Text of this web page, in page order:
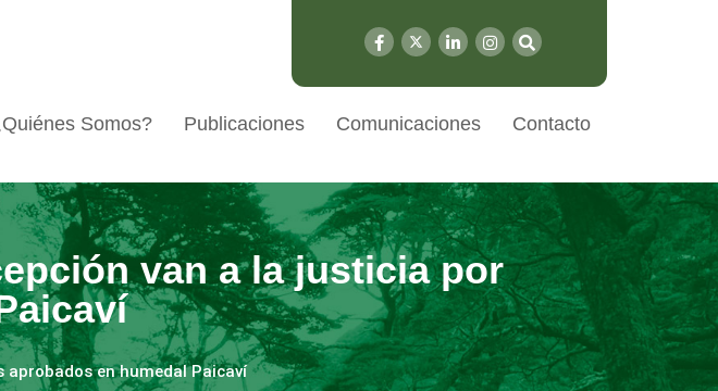
Somos? Publicaciones Comunicaciones Contacto
van a la justicia por
en humedal Paicaví